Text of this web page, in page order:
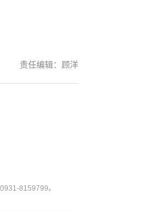
责任编辑：顾洋
8159799。